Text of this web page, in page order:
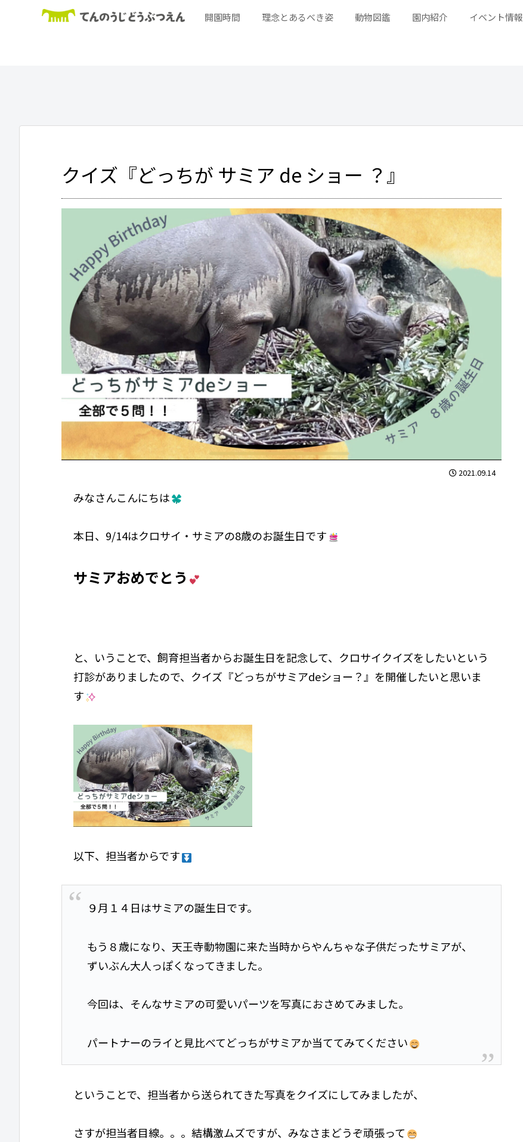
開園時間 理念とあるべき姿 動物図鑑 園内紹介 イベント情報
クイズ『どっちが サミア de ショー ？』
2021.09.14
みなさんこんにちは
本日、9/14はクロサイ・サミアの8歳のお誕生日です
サミアおめでとう
と、いうことで、飼育担当者からお誕生日を記念して、クロサイクイズをしたいという
打診がありましたので、クイズ『どっちがサミアdeショー？』を開催したいと思いま
す
以下、担当者からです
９月１４日はサミアの誕生日です。
もう８歳になり、天王寺動物園に来た当時からやんちゃな子供だったサミアが、
ずいぶん大人っぽくなってきました。
今回は、そんなサミアの可愛いパーツを写真におさめてみました。
パートナーのライと見比べてどっちがサミアか当ててみてください
ということで、担当者から送られてきた写真をクイズにしてみましたが、
さすが担当者目線。。。結構激ムズですが、みなさまどうぞ頑張って